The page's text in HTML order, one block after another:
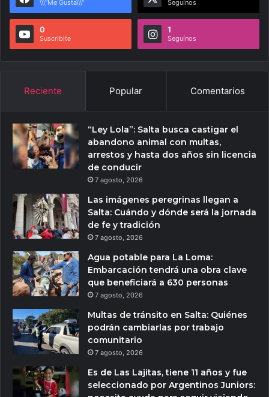
\\\"Me Gusta\\\" Seguínos
0
Suscribite
1
Seguínos
Reciente Popular Comentarios
“Ley Lola”: Salta busca castigar el
abandono animal con multas,
arrestos y hasta dos años sin licencia
de conducir
7 agosto, 2026
Las imágenes peregrinas llegan a
Salta: Cuándo y dónde será la jornada
de fe y tradición
7 agosto, 2026
Agua potable para La Loma:
Embarcación tendrá una obra clave
que beneficiará a 630 personas
7 agosto, 2026
Multas de tránsito en Salta: Quiénes
podrán cambiarlas por trabajo
comunitario
7 agosto, 2026
Es de Las Lajitas, tiene 11 años y fue
seleccionado por Argentinos Juniors: